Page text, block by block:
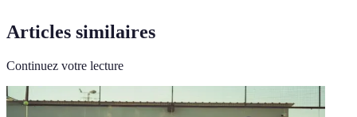
Articles similaires
Continuez votre lecture